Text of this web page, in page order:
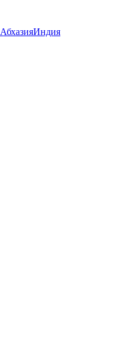
АбхазияИндия